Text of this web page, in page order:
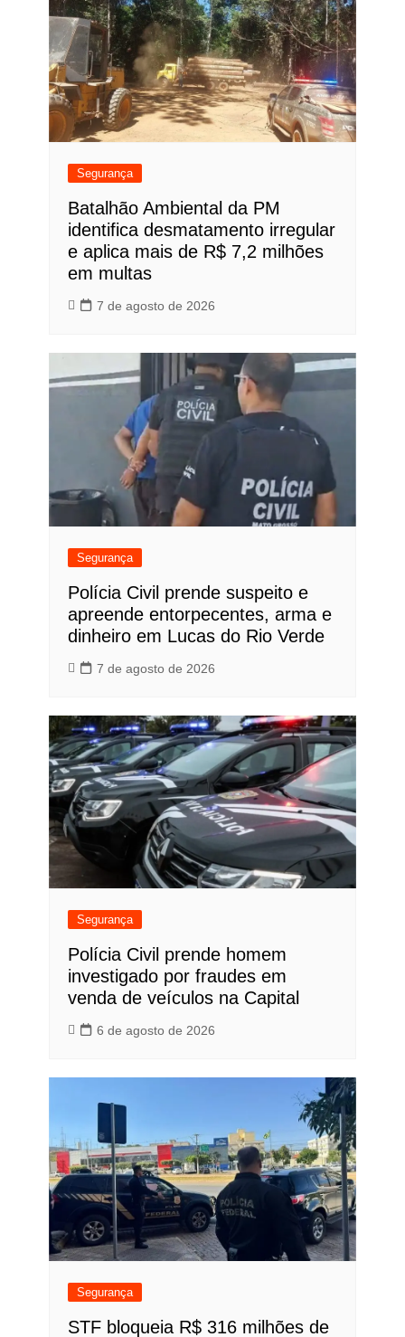
Segurança
Batalhão Ambiental da PM
identifica desmatamento irregular
e aplica mais de R$ 7,2 milhões
em multas
7 de agosto de 2026
Segurança
Polícia Civil prende suspeito e
apreende entorpecentes, arma e
dinheiro em Lucas do Rio Verde
7 de agosto de 2026
Segurança
Polícia Civil prende homem
investigado por fraudes em
venda de veículos na Capital
6 de agosto de 2026
Segurança
STF bloqueia R$ 316 milhões de